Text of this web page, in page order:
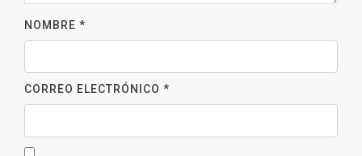
NOMBRE *
CORREO ELECTRÓNICO *